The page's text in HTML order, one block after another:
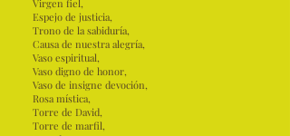
Virgen fiel,
Espejo de justicia,
Trono de la sabiduría,
Causa de nuestra alegría,
Vaso espiritual,
Vaso digno de honor,
Vaso de insigne devoción,
Rosa mística,
Torre de David,
Torre de marfil,